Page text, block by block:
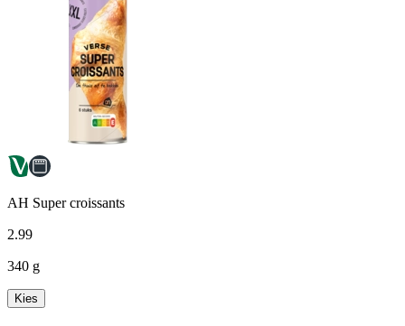
AH Super croissants
2.99
340 g
Kies